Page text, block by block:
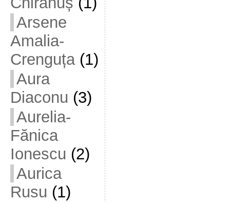
Arsene
Amalia-
Crenguța(1)
Aura
Diaconu (3)
Aurelia-
Fănica
Ionescu (2)
Aurica
Rusu (1)